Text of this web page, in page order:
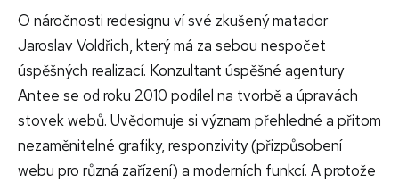
O náročnosti redesignu ví své zkušený matador
Jaroslav Voldřich, který má za sebou nespočet
úspěšných realizací. Konzultant úspěšné agentury
Antee se od roku 2010 podílel na tvorbě a úpravách
stovek webů. Uvědomuje si význam přehledné a přitom
nezaměnitelné grafiky, responzivity (přizpůsobení
webu pro různá zařízení) a moderních funkcí. A protože